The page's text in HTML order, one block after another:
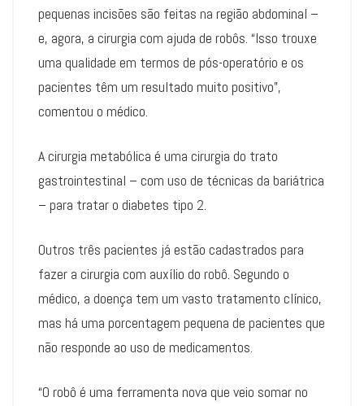
pequenas incisões são feitas na região abdominal –
e, agora, a cirurgia com ajuda de robôs. “Isso trouxe
uma qualidade em termos de pós-operatório e os
pacientes têm um resultado muito positivo”,
comentou o médico.
A cirurgia metabólica é uma cirurgia do trato
gastrointestinal – com uso de técnicas da bariátrica
– para tratar o diabetes tipo 2.
Outros três pacientes já estão cadastrados para
fazer a cirurgia com auxílio do robô. Segundo o
médico, a doença tem um vasto tratamento clínico,
mas há uma porcentagem pequena de pacientes que
não responde ao uso de medicamentos.
“O robô é uma ferramenta nova que veio somar no